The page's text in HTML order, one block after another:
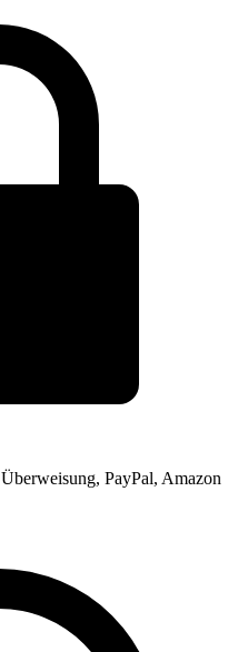
Überweisung, PayPal, Amazon